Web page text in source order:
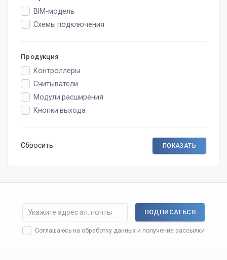
BIM-модель
Схемы подключения
Продукция
Контроллеры
Считыватели
Модули расширения
Кнопки выхода
Сбросить
ПОДПИСАТЬСЯ
Соглашаюсь на обработку данных и получение рассылки